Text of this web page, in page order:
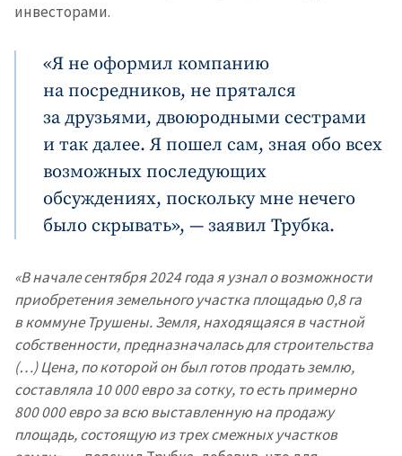
Отправить
информацию
О ZDG
în Română in English
инвесторами.
«Я не оформил компанию
на посредников, не прятался
за друзьями, двоюродными сестрами
и так далее. Я пошел сам, зная обо всех
возможных последующих
обсуждениях, поскольку мне нечего
было скрывать», — заявил Трубка.
«В начале сентября 2024 года я узнал о возможности
приобретения земельного участка площадью 0,8 га
в коммуне Трушены. Земля, находящаяся в частной
собственности, предназначалась для строительства
(…) Цена, по которой он был готов продать землю,
составляла 10 000 евро за сотку, то есть примерно
800 000 евро за всю выставленную на продажу
площадь, состоящую из трех смежных участков